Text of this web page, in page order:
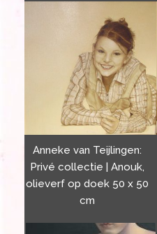
Anneke van Teijlingen:
Privé collectie | Anouk,
olieverf op doek 50 x 50
cm